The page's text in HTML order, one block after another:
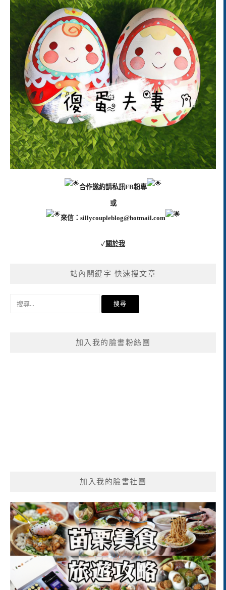
合作邀約請私訊FB粉專
或
來信： sillycoupleblog@hotmail.com
✓關於我
站內關鍵字 快速搜文章
加入我的臉書粉絲團
加入我的臉書社團